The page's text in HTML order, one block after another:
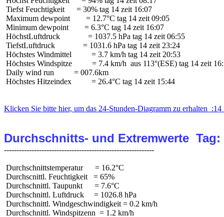
Tiefst Feuchtigkeit      = 30% tag 14 zeit 16:07
Maximum dewpoint        = 12.7°C tag 14 zeit 09:05
Minimum dewpoint        = 6.3°C tag 14 zeit 16:07
HöchstLuftdruck              = 1037.5 hPa tag 14 zeit 06:55
TiefstLuftdruck              = 1031.6 hPa tag 14 zeit 23:24
Höchstes Windmittel          = 3.7 km/h tag 14 zeit 20:53
Höchstes Windspitze          = 7.4 km/h  aus 113°(ESE) tag 14 zeit
Daily wind run          = 007.6km
Höchstes Hitzeindex          = 26.4°C tag 14 zeit 15:44
Klicken Sie bitte hier, um das 24-Stunden-Diagramm zu erhalten  :14
Durchschnitts- und Extremwerte  Tag:
Durchschnittstemperatur      = 16.2°C
Durchscnittl. Feuchtigkeit   = 65%
Durchschnittl. Taupunkt      = 7.6°C
Durchschnittl. Luftdruck     = 1026.8 hPa
Durchschnittl. Windgeschwindigkeit = 0.2 km/h
Durchschnittl. Windspitzenn  = 1.2 km/h